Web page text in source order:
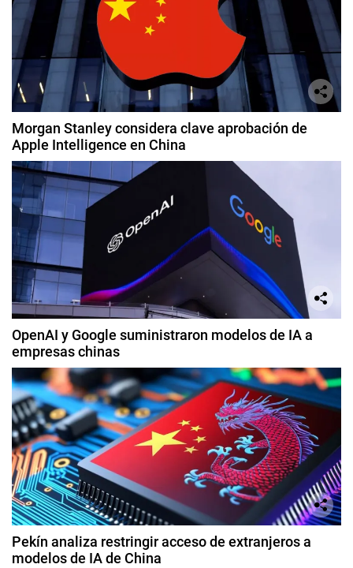
Morgan Stanley considera clave aprobación de
Apple Intelligence en China
OpenAI y Google suministraron modelos de IA a
empresas chinas
Pekín analiza restringir acceso de extranjeros a
modelos de IA de China